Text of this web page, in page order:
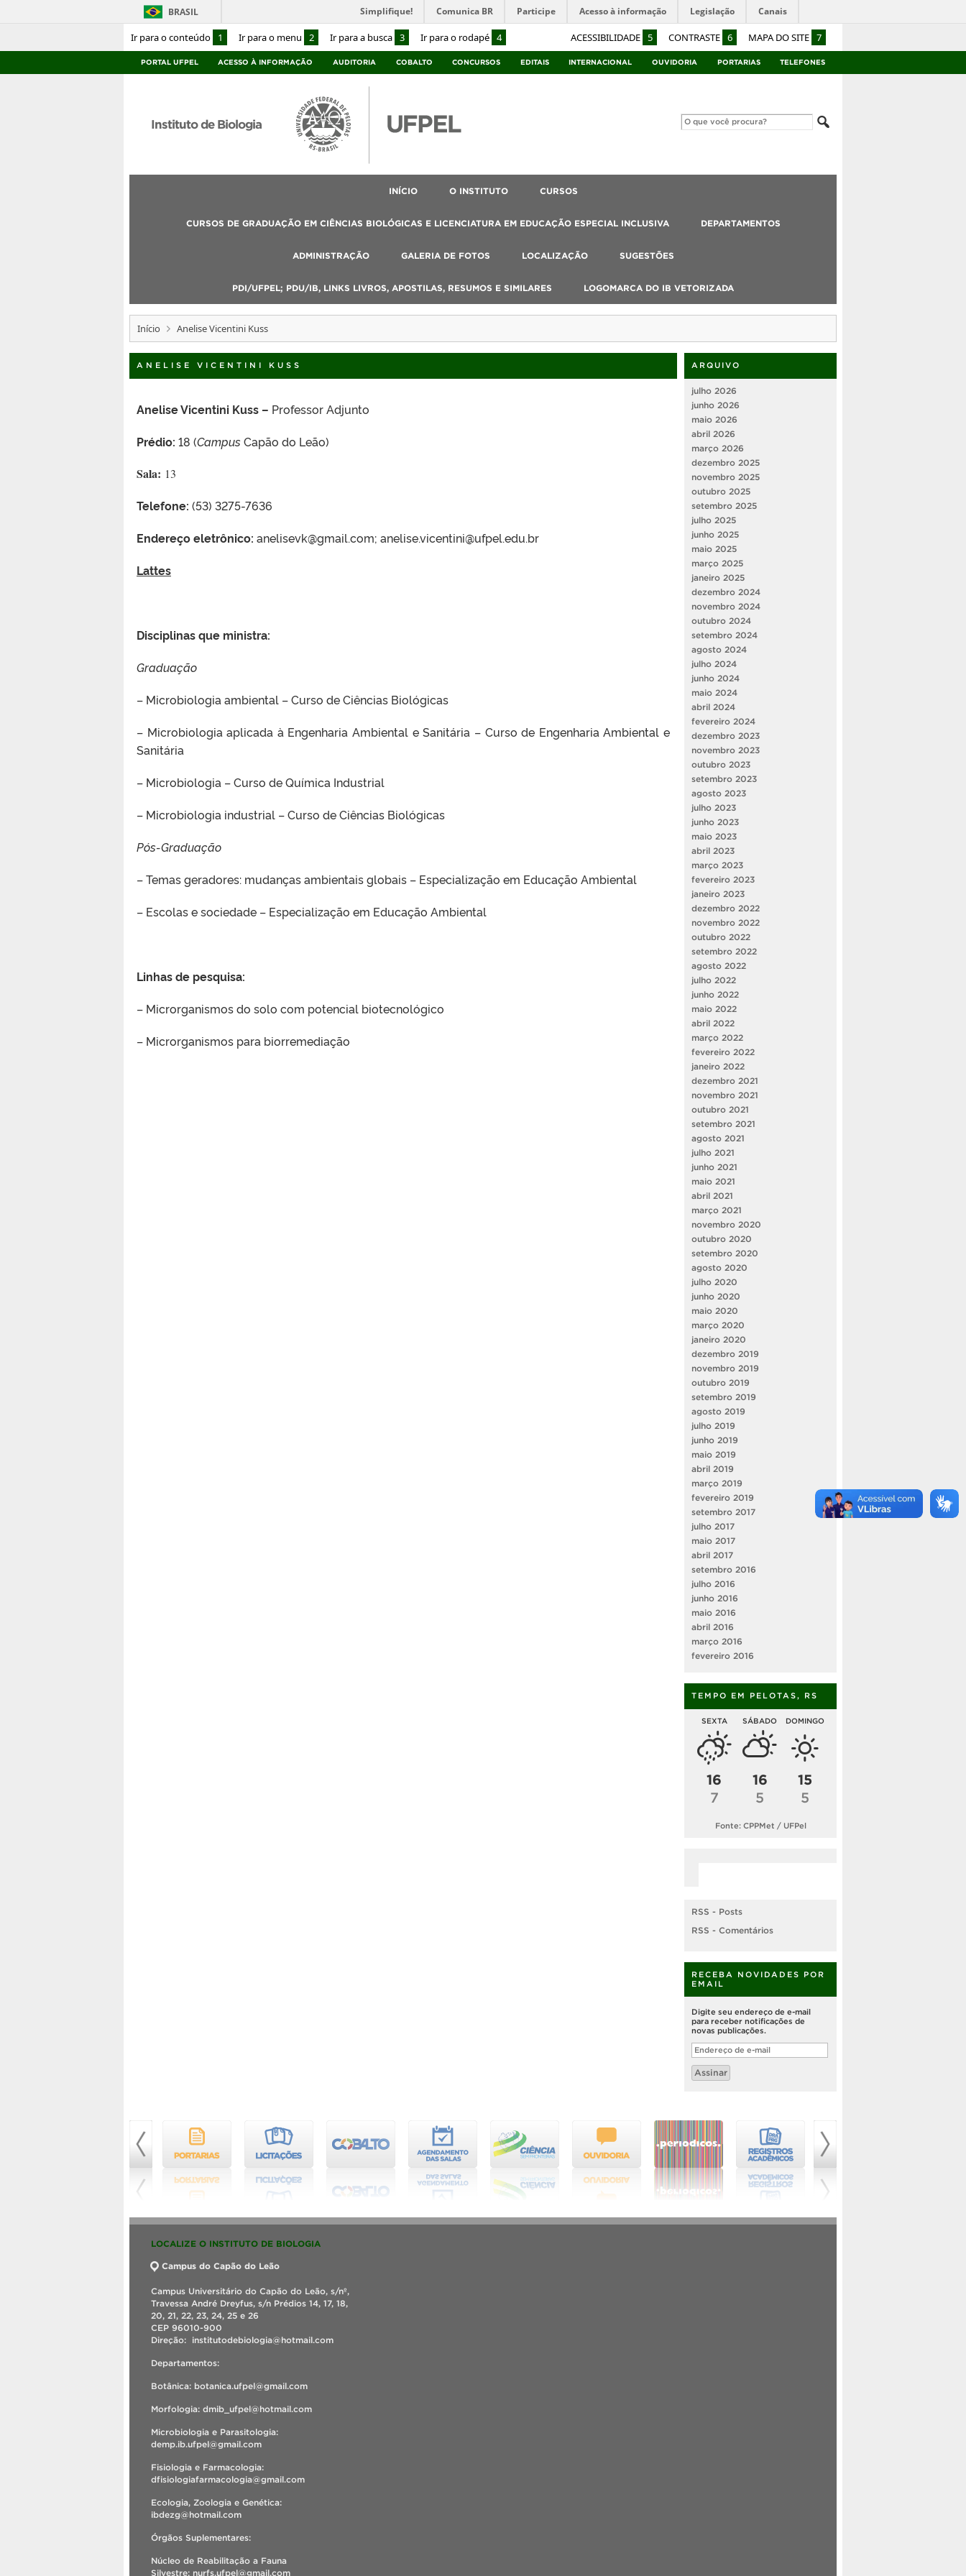
Ir para o conteúdo 1 Ir para o menu 2 Ir para a busca 3 Ir para o rodapé 4 ACESSIBILIDADE 5 CONTRASTE 6 MAPA DO SITE 7
BRASIL Simplifique! Comunica BR Participe Acesso à informação Legislação Canais
PORTAL UFPEL ACESSO À INFORMAÇÃO AUDITORIA COBALTO CONCURSOS EDITAIS INTERNACIONAL OUVIDORIA PORTARIAS TELEFONES
Instituto de Biologia
INÍCIO O INSTITUTO CURSOS
CURSOS DE GRADUAÇÃO EM CIÊNCIAS BIOLÓGICAS E LICENCIATURA EM EDUCAÇÃO ESPECIAL INCLUSIVA DEPARTAMENTOS
ADMINISTRAÇÃO GALERIA DE FOTOS LOCALIZAÇÃO SUGESTÕES
PDI/UFPEL; PDU/IB, LINKS LIVROS, APOSTILAS, RESUMOS E SIMILARES LOGOMARCA DO IB VETORIZADA
Início Anelise Vicentini Kuss
ANELISE VICENTINI KUSS
Anelise Vicentini Kuss – Professor Adjunto
Prédio: 18 (CampusCapão do Leão)
Sala: 13
Telefone: (53) 3275-7636
Endereço eletrônico: anelisevk@gmail.com; anelise.vicentini@ufpel.edu.br
Lattes
Disciplinas que ministra:
Graduação
– Microbiologia ambiental – Curso de Ciências Biológicas
– Microbiologia aplicada à Engenharia Ambiental e Sanitária – Curso de Engenharia Ambiental e
Sanitária
– Microbiologia – Curso de Química Industrial
– Microbiologia industrial – Curso de Ciências Biológicas
Pós-Graduação
– Temas geradores: mudanças ambientais globais – Especialização em Educação Ambiental
– Escolas e sociedade – Especialização em Educação Ambiental
Linhas de pesquisa:
– Microrganismos do solo com potencial biotecnológico
– Microrganismos para biorremediação
ARQUIVO
julho 2026
junho 2026
maio 2026
abril 2026
março 2026
dezembro 2025
novembro 2025
outubro 2025
setembro 2025
julho 2025
junho 2025
maio 2025
março 2025
janeiro 2025
dezembro 2024
novembro 2024
outubro 2024
setembro 2024
agosto 2024
julho 2024
junho 2024
maio 2024
abril 2024
fevereiro 2024
dezembro 2023
novembro 2023
outubro 2023
setembro 2023
agosto 2023
julho 2023
junho 2023
maio 2023
abril 2023
março 2023
fevereiro 2023
janeiro 2023
dezembro 2022
novembro 2022
outubro 2022
setembro 2022
agosto 2022
julho 2022
junho 2022
maio 2022
abril 2022
março 2022
fevereiro 2022
janeiro 2022
dezembro 2021
novembro 2021
outubro 2021
setembro 2021
agosto 2021
julho 2021
junho 2021
maio 2021
abril 2021
março 2021
novembro 2020
outubro 2020
setembro 2020
agosto 2020
julho 2020
junho 2020
maio 2020
março 2020
janeiro 2020
dezembro 2019
novembro 2019
outubro 2019
setembro 2019
agosto 2019
julho 2019
junho 2019
maio 2019
abril 2019
março 2019
fevereiro 2019
setembro 2017
julho 2017
maio 2017
abril 2017
setembro 2016
julho 2016
junho 2016
maio 2016
abril 2016
março 2016
fevereiro 2016
TEMPO EM PELOTAS, RS
SEXTA
16
7
SÁBADO
16
5
DOMINGO
15
5
Fonte: CPPMet / UFPel
RSS - Posts
RSS - Comentários
RECEBA NOVIDADES POR
EMAIL
Digite seu endereço de e-mail
para receber notificações de
novas publicações.
Endereço
de
e-
mail
Assinar
LOCALIZE O INSTITUTO DE BIOLOGIA
Campus do Capão do Leão
Campus Universitário do Capão do Leão, s/nº,
Travessa André Dreyfus, s/n Prédios 14, 17, 18,
20, 21, 22, 23, 24, 25 e 26
CEP 96010-900
Direção: institutodebiologia@hotmail.com
Departamentos:
Botânica: botanica.ufpel@gmail.com
Morfologia: dmib_ufpel@hotmail.com
Microbiologia e Parasitologia:
demp.ib.ufpel@gmail.com
Fisiologia e Farmacologia:
dfisiologiafarmacologia@gmail.com
Ecologia, Zoologia e Genética:
ibdezg@hotmail.com
Órgãos Suplementares:
Núcleo de Reabilitação a Fauna
Silvestre: nurfs.ufpel@gmail.com